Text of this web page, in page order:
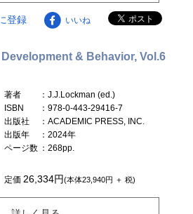
登録 いいね
& Behavior, Vol.6
著者
：J.J.Lockman (ed.)
ISBN
：978-0-443-29416-7
出版社
：ACADEMIC PRESS, INC.
出版年
：2024年
ページ数 ：268pp.
定価26,334円(本体23,940円 ＋ 税)